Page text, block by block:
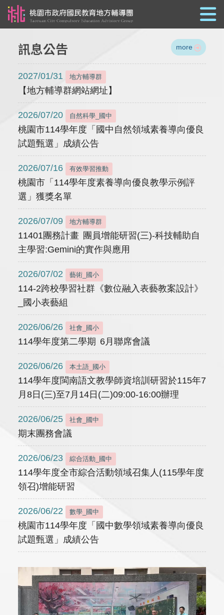
訊息公告 more
2027/01/31 地方輔導群
【地方輔導群網站網址】
2026/07/20 自然科學_國中
桃園市114學年度「國中自然領域素養導向優良
試題甄選」成績公告
2026/07/16 有效學習推動
桃園市「114學年度素養導向優良教學示例評
選」獲獎名單
2026/07/09 地方輔導群
11401團務計畫 團員增能研習(三)-科技輔助自
主學習:Gemini的實作與應用
2026/07/02 藝術_國小
114-2跨校學習社群《數位融入表藝教案設計》
_國小表藝組
2026/06/26 社會_國小
114學年度第二學期 6月聯席會議
2026/06/26 本土語_國小
114學年度閩南語文教學師資培訓研習於115年7
月8日(三)至7月14日(二)09:00-16:00辦理
2026/06/25 社會_國中
期末團務會議
2026/06/23 綜合活動_國中
114學年度全市綜合活動領域召集人(115學年度
領召)增能研習
2026/06/22 數學_國中
桃園市114學年度「國中數學領域素養導向優良
試題甄選」成績公告